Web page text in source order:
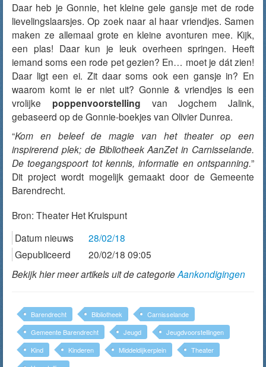
Daar heb je Gonnie, het kleine gele gansje met de rode
lievelingslaarsjes. Op zoek naar al haar vriendjes. Samen
maken ze allemaal grote en kleine avonturen mee. Kijk,
een plas! Daar kun je leuk overheen springen. Heeft
iemand soms een rode pet gezien? En… moet je dát zien!
Daar ligt een ei. Zit daar soms ook een gansje in? En
waarom komt ie er niet uit? Gonnie & vriendjes is een
vrolijke poppenvoorstelling van Jogchem Jalink,
gebaseerd op de Gonnie-boekjes van Olivier Dunrea.
“Kom en beleef de magie van het theater op een
inspirerend plek; de Bibliotheek AanZet in Carnisselande.
De toegangspoort tot kennis, informatie en ontspanning.”
Dit project wordt mogelijk gemaakt door de Gemeente
Barendrecht.
Bron: Theater Het Kruispunt
Datum nieuws
28/02/18
Gepubliceerd
20/02/18 09:05
Bekijk hier meer artikels uit de categorieAankondigingen
Barendrecht Bibliotheek
Carnisselande
Gemeente Barendrecht
Jeugd
Jeugdvoorstellingen
Kind
Kinderen Middeldijkerplein
Theater